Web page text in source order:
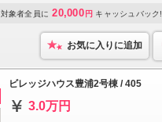
対象者全員に 20,000 円 キャッシュバック!
お気に入りに追加
ビレッジハウス豊浦2号棟 / 405
3.0万円